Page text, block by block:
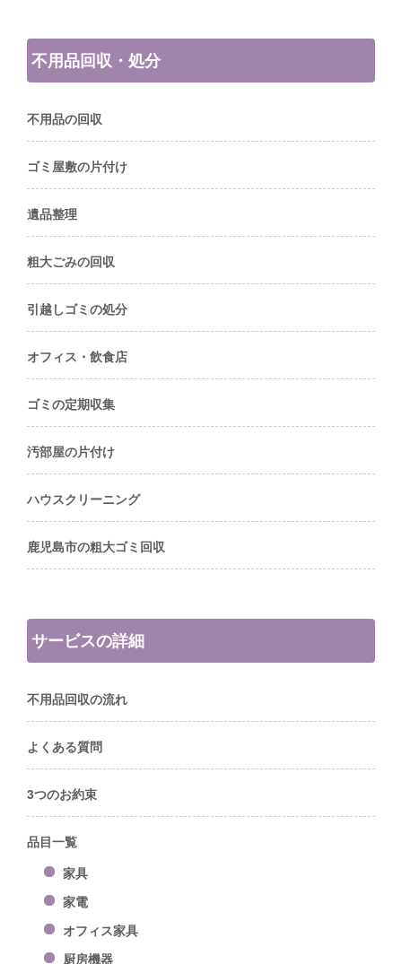
不用品回収・処分
不用品の回収
ゴミ屋敷の片付け
遺品整理
粗大ごみの回収
引越しゴミの処分
オフィス・飲食店
ゴミの定期収集
汚部屋の片付け
ハウスクリーニング
鹿児島市の粗大ゴミ回収
サービスの詳細
不用品回収の流れ
よくある質問
3つのお約束
品目一覧
家具
家電
オフィス家具
厨房機器